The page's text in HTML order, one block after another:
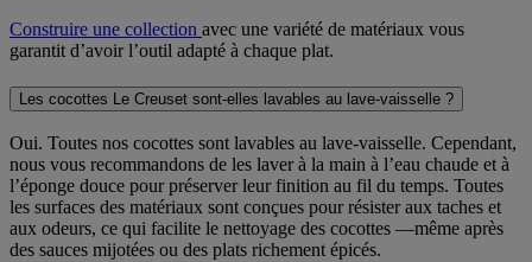
Construire une collection avec une variété de matériaux vous
garantit d’avoir l’outil adapté à chaque plat.
Les cocottes Le Creuset sont-elles lavables au lave-vaisselle ?
Oui. Toutes nos cocottes sont lavables au lave-vaisselle. Cependant,
nous vous recommandons de les laver à la main à l’eau chaude et à
l’éponge douce pour préserver leur finition au fil du temps. Toutes
les surfaces des matériaux sont conçues pour résister aux taches et
aux odeurs, ce qui facilite le nettoyage des cocottes —même après
des sauces mijotées ou des plats richement épicés.